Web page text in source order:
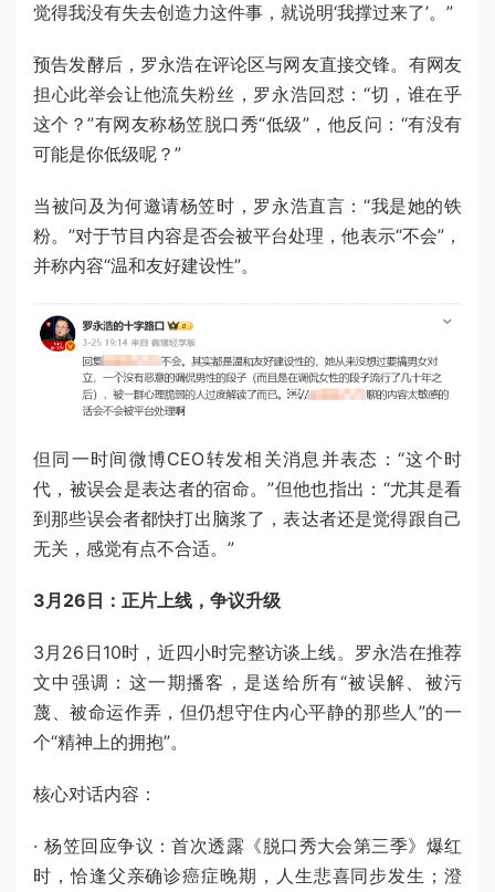
觉得我没有失去创造力这件事，就说明‘我撑过来了’。”
预告发酵后，罗永浩在评论区与网友直接交锋。有网友
担心此举会让他流失粉丝，罗永浩回怼：“切，谁在乎
这个？”有网友称杨笠脱口秀“低级”，他反问：“有没有
可能是你低级呢？”
当被问及为何邀请杨笠时，罗永浩直言：“我是她的铁
粉。”对于节目内容是否会被平台处理，他表示“不会”，
并称内容“温和友好建设性”。
但同一时间微博CEO转发相关消息并表态：“这个时
代，被误会是表达者的宿命。”但他也指出：“尤其是看
到那些误会者都快打出脑浆了，表达者还是觉得跟自己
无关，感觉有点不合适。”
3月26日：正片上线，争议升级
3月26日10时，近四小时完整访谈上线。罗永浩在推荐
文中强调：这一期播客，是送给所有“被误解、被污
蔑、被命运作弄，但仍想守住内心平静的那些人”的一
个“精神上的拥抱”。
核心对话内容：
· 杨笠回应争议：首次透露《脱口秀大会第三季》爆红
时，恰逢父亲确诊癌症晚期，人生悲喜同步发生；澄